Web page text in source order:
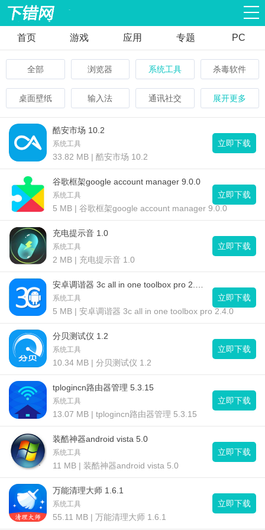
首页 游戏 应用 专题 PC
全部 浏览器 系统工具 杀毒软件
桌面壁纸 输入法 通讯社交 展开更多
酷安市场 10.2
系统工具
33.82 MB | 酷安市场 10.2
立即下载
谷歌框架google account manager 9.0.0
系统工具
5 MB | 谷歌框架google account manager 9.0.0
立即下载
充电提示音 1.0
系统工具
2 MB | 充电提示音 1.0
立即下载
系统工具
5 MB | 安卓调谐器 3c all in one toolbox pro 2.4.0
立即下载
分贝测试仪 1.2
系统工具
10.34 MB | 分贝测试仪 1.2
立即下载
tplogincn路由器管理 5.3.15
系统工具
13.07 MB | tplogincn路由器管理 5.3.15
立即下载
装酷神器android vista 5.0
系统工具
11 MB | 装酷神器android vista 5.0
立即下载
万能清理大师 1.6.1
系统工具
55.11 MB | 万能清理大师 1.6.1
立即下载